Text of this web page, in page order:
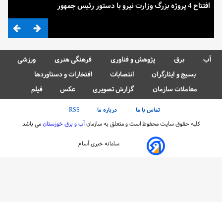
افتتاح 4 پروژه بزرگ وزارت نیرو با دستور رئیس جمهور
آب برق پژوهش و فناوری فرهنگی هنری
ورزشی
بسیج و ایثارگران
انتصابات
افتخارات و دستاوردها
معاملات سازمان
گزارش تصویری عکس فیلم
تماس با ما درباره ما
RSS
کلیه حقوق سایت محفوظ است و متعلق به سازمانآب و برق خوزستانمی باشد
سامانه خبری آسام